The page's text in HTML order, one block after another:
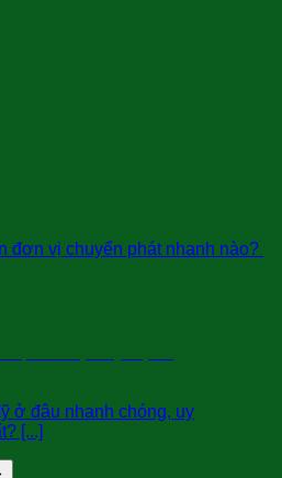
ở đâu nhanh chóng, uy
[...]